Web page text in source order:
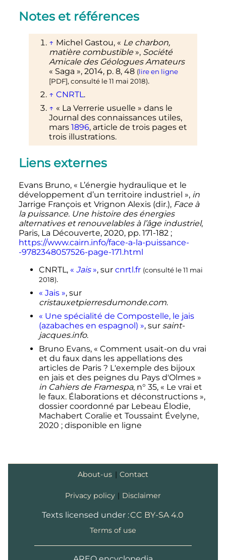
Notes et références
↑ Michel Gastou, « Le charbon,
matière combustible », Société
Amicale des Géologues Amateurs
« Saga », 2014, p. 8, 48 (lire en ligne
[PDF], consulté le11 mai 2018).
↑ CNRTL.
↑ « La Verrerie usuelle » dans le
Journal des connaissances utiles,
mars 1896, article de trois pages et
trois illustrations.
Liens externes
Evans Bruno, « L’énergie hydraulique et le
développement d’un territoire industriel », in
Jarrige François et Vrignon Alexis (dir.), Face à
la puissance. Une histoire des énergies
alternatives et renouvelables à l’âge industriel,
Paris, La Découverte, 2020, pp. 171-182 ;
https://www.cairn.info/face-a-la-puissance-
-9782348057526-page-171.html
CNRTL, « Jais», sur cnrtl.fr (consulté le11 mai
2018).
« Jais », sur
cristauxetpierresdumonde.com.
« Une spécialité de Compostelle, le jais
(azabaches en espagnol) », sur saint-
jacques.info.
Bruno Evans, « Comment usait-on du vrai
et du faux dans les appellations des
articles de Paris ? L'exemple des bijoux
en jais et des peignes du Pays d'Olmes »
in Cahiers de Framespa, n° 35, « Le vrai et
le faux. Élaborations et déconstructions »,
dossier coordonné par Lebeau Élodie,
Machabert Coralie et Toussaint Évelyne,
2020 ; disponible en ligne
About-us | Contact
Privacy policy | Disclaimer
Texts licensed under :CC BY-SA 4.0
Terms of use